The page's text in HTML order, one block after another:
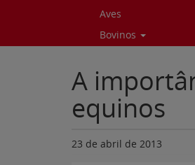
Aves
Bovinos
A
equinos
23 de abril de 2013